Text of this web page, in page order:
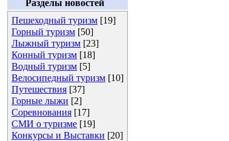
Разделы новостей
Пешеходный туризм [19]
Горный туризм [50]
Лыжный туризм [23]
Конный туризм [18]
Водный туризм [5]
Велосипедный туризм [10]
Путешествия [37]
Горные лыжи [2]
Соревнования [17]
СМИ о туризме [19]
Конкурсы и Выставки [20]